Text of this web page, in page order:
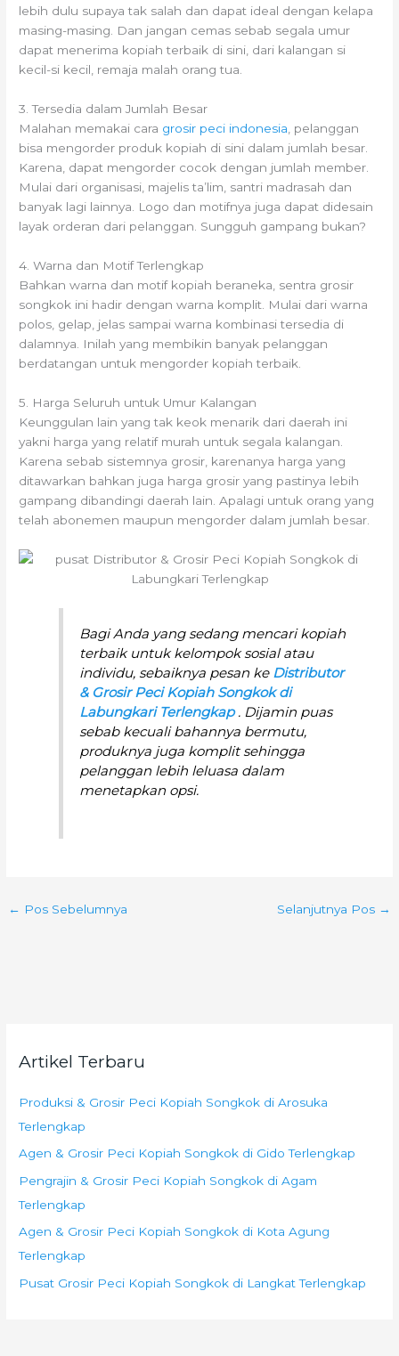
lebih dulu supaya tak salah dan dapat ideal dengan kelapa
masing-masing. Dan jangan cemas sebab segala umur
dapat menerima kopiah terbaik di sini, dari kalangan si
kecil-si kecil, remaja malah orang tua.
3. Tersedia dalam Jumlah Besar
Malahan memakai cara grosir peci indonesia , pelanggan
bisa mengorder produk kopiah di sini dalam jumlah besar.
Karena, dapat mengorder cocok dengan jumlah member.
Mulai dari organisasi, majelis ta’lim, santri madrasah dan
banyak lagi lainnya. Logo dan motifnya juga dapat didesain
layak orderan dari pelanggan. Sungguh gampang bukan?
4. Warna dan Motif Terlengkap
Bahkan warna dan motif kopiah beraneka, sentra grosir
songkok ini hadir dengan warna komplit. Mulai dari warna
polos, gelap, jelas sampai warna kombinasi tersedia di
dalamnya. Inilah yang membikin banyak pelanggan
berdatangan untuk mengorder kopiah terbaik.
5. Harga Seluruh untuk Umur Kalangan
Keunggulan lain yang tak keok menarik dari daerah ini
yakni harga yang relatif murah untuk segala kalangan.
Karena sebab sistemnya grosir, karenanya harga yang
ditawarkan bahkan juga harga grosir yang pastinya lebih
gampang dibandingi daerah lain. Apalagi untuk orang yang
telah abonemen maupun mengorder dalam jumlah besar.
Bagi Anda yang sedang mencari kopiah
terbaik untuk kelompok sosial atau
individu, sebaiknya pesan ke Distributor
& Grosir Peci Kopiah Songkok di
Labungkari Terlengkap. Dijamin puas
sebab kecuali bahannya bermutu,
produknya juga komplit sehingga
pelanggan lebih leluasa dalam
menetapkan opsi.
← Pos Sebelumnya Selanjutnya Pos →
Artikel Terbaru
Produksi & Grosir Peci Kopiah Songkok di Arosuka
Terlengkap
Agen & Grosir Peci Kopiah Songkok di Gido Terlengkap
Pengrajin & Grosir Peci Kopiah Songkok di Agam
Terlengkap
Agen & Grosir Peci Kopiah Songkok di Kota Agung
Terlengkap
Pusat Grosir Peci Kopiah Songkok di Langkat Terlengkap